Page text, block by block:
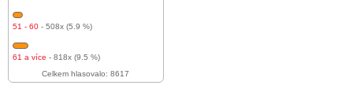
51 - 60 - 508x (5.9 %)
61 a více - 818x (9.5 %)
Celkem hlasovalo: 8617